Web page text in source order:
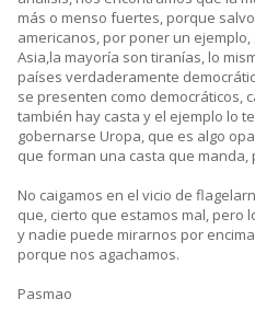
más o menso fuertes, porque
americanos, por poner un
Asia,la mayoría son tiranías, lo
países verdaderamente
se presenten como democráticos,
también hay casta y el ejemplo lo
gobernarse Uropa, que es algo
que forman una casta que
No caigamos en el vicio de
que, cierto que estamos mal, pero
y nadie puede mirarnos por
porque nos agachamos.
Pasmao